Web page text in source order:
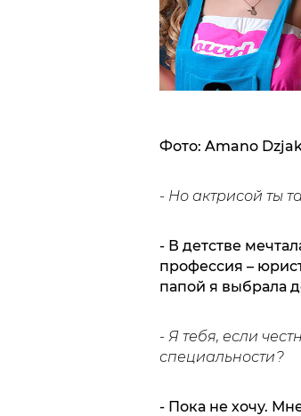
Фото: Amano
- Но актрисой ты
- В детстве
профессия –
папой я выбрала
- Я тебя, если
специальности?
- Пока не хочу.